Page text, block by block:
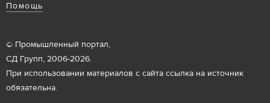
Помощь
© Промышленный портал,
СД Групп, 2006-2026.
При использовании материалов с сайта ссылка на источник
обязательна.